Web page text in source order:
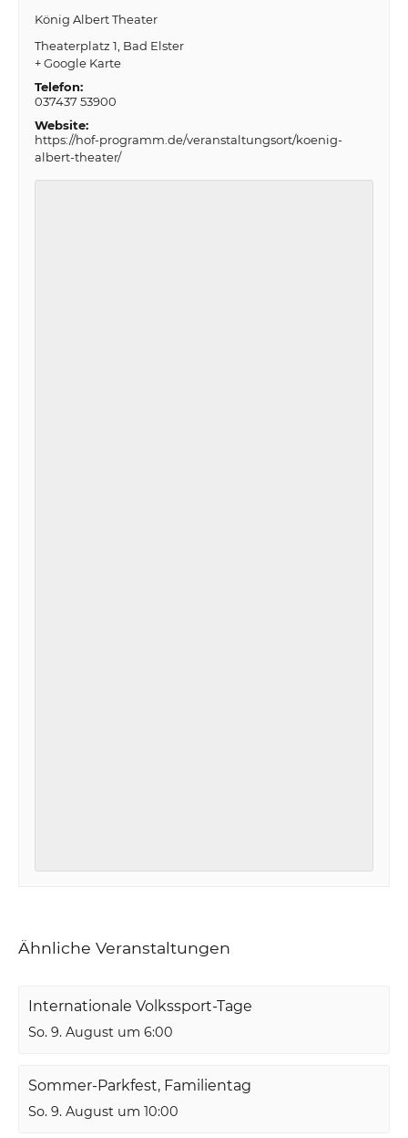
König Albert Theater
Theaterplatz 1 Bad Elster
+ Google Karte
Telefon:
037437 53900
Website:
https://hof-programm.de/veranstaltungsort/koenig-
albert-theater/
Ähnliche Veranstaltungen
Internationale Volkssport-Tage
So. 9. August um 6:00
Sommer-Parkfest, Familientag
So. 9. August um 10:00